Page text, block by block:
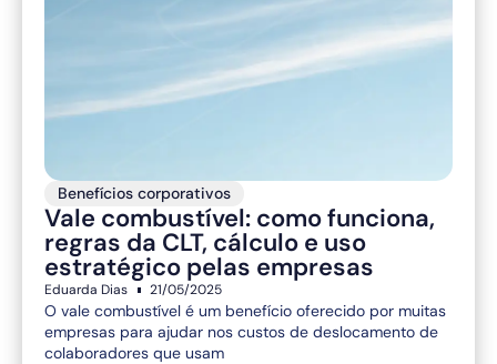
Benefícios corporativos
Vale combustível: como funciona,
regras da CLT, cálculo e uso
estratégico pelas empresas
Eduarda Dias 21/05/2025
O vale combustível é um benefício oferecido por muitas
empresas para ajudar nos custos de deslocamento de
colaboradores que usam